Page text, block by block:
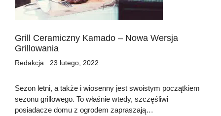
Grill Ceramiczny Kamado – Nowa Wersja
Grillowania
Redakcja 23 lutego, 2022
Sezon letni, a także i wiosenny jest swoistym początkiem
sezonu grillowego. To właśnie wtedy, szczęśliwi
posiadacze domu z ogrodem zapraszają…